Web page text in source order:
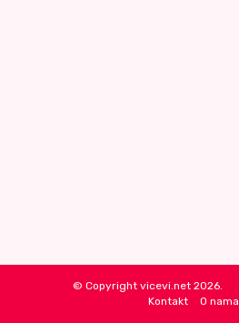
© Copyright vicevi.net 2026.
Kontakt
O nama